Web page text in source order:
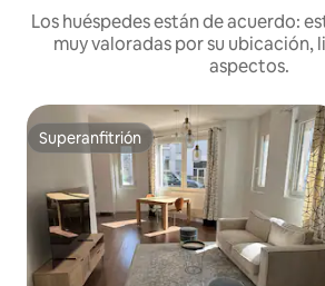
Los huéspedes están de acuerdo:
muy valoradas por su ubicación,
aspectos.
Superanfitrión
Superanfitrión